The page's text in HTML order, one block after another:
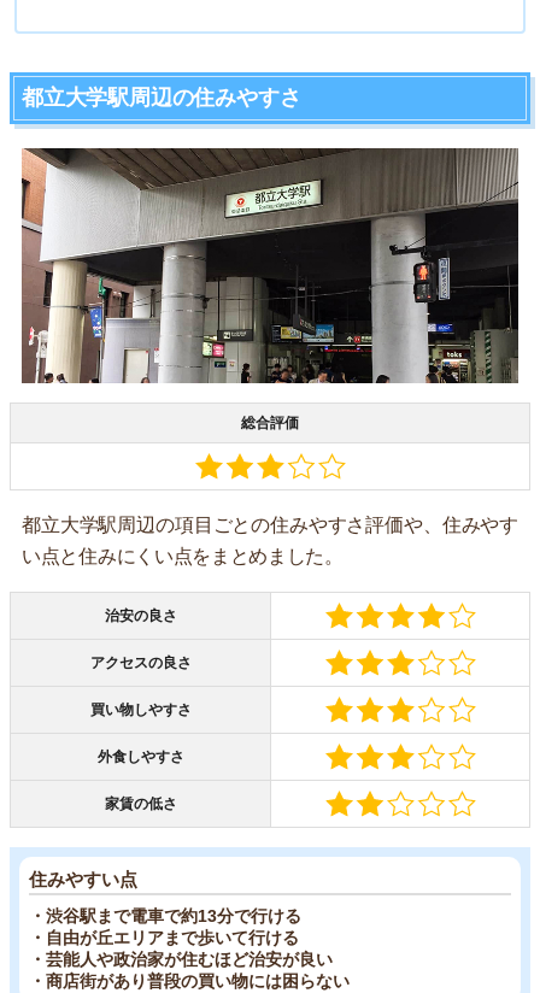
都立大学駅周辺の住みやすさ
総合評価
都立大学駅周辺の項目ごとの住みやすさ評価や、住みやす
い点と住みにくい点をまとめました。
治安の良さ
アクセスの良さ
買い物しやすさ
外食しやすさ
家賃の低さ
住みやすい点
・渋谷駅まで電車で約13分で行ける
・自由が丘エリアまで歩いて行ける
・芸能人や政治家が住むほど治安が良い
・商店街があり普段の買い物には困らない